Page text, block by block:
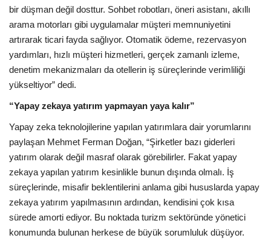
bir düşman değil dosttur. Sohbet robotları, öneri asistanı, akıllı
arama motorları gibi uygulamalar müşteri memnuniyetini
artırarak ticari fayda sağlıyor. Otomatik ödeme, rezervasyon
yardımları, hızlı müşteri hizmetleri, gerçek zamanlı izleme,
denetim mekanizmaları da otellerin iş süreçlerinde verimliliği
yükseltiyor” dedi.
“Yapay zekaya yatırım yapmayan yaya kalır”
Yapay zeka teknolojilerine yapılan yatırımlara dair yorumlarını
paylaşan Mehmet Ferman Doğan, “Şirketler bazı giderleri
yatırım olarak değil masraf olarak görebilirler. Fakat yapay
zekaya yapılan yatırım kesinlikle bunun dışında olmalı. İş
süreçlerinde, misafir beklentilerini anlama gibi hususlarda yapay
zekaya yatırım yapılmasının ardından, kendisini çok kısa
sürede amorti ediyor. Bu noktada turizm sektöründe yönetici
konumunda bulunan herkese de büyük sorumluluk düşüyor.